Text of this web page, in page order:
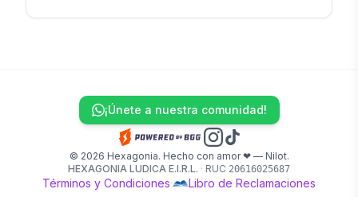
© 2026 Hexagonia. Hecho con amor ❤ — Nilot.
HEXAGONIA LUDICA E.I.R.L. · RUC 20616025687
Términos y Condiciones· Libro de Reclamaciones
¡Únete a nuestra comunidad!